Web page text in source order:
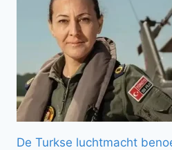
De Turkse luchtmacht